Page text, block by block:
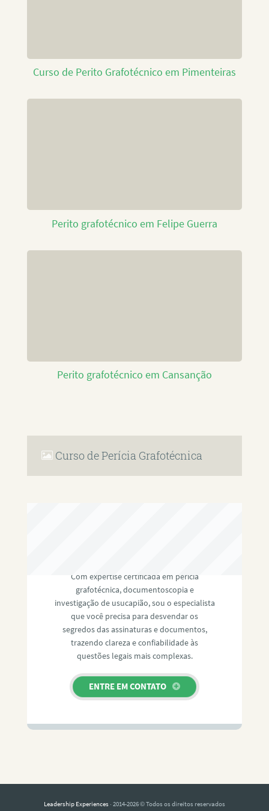
Curso de Perito Grafotécnico em Pimenteiras
Perito grafotécnico em Felipe Guerra
Perito grafotécnico em Cansanção
Curso de Perícia Grafotécnica
Com expertise certificada em perícia
grafotécnica, documentoscopia e
investigação de usucapião, sou o especialista
que você precisa para desvendar os
segredos das assinaturas e documentos,
trazendo clareza e confiabilidade às
questões legais mais complexas.
ENTRE EM CONTATO
Leadership Experiences · 2014-2026 © Todos os direitos reservados